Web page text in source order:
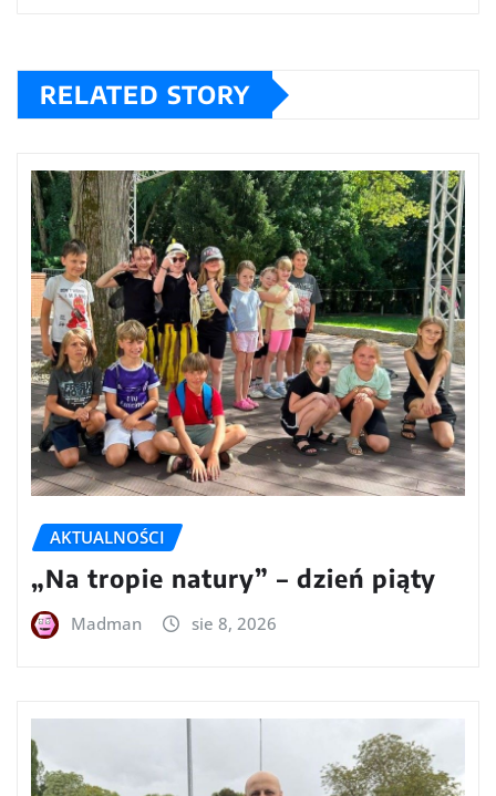
RELATED STORY
AKTUALNOŚCI
„Na tropie natury” – dzień piąty
Madman sie 8, 2026